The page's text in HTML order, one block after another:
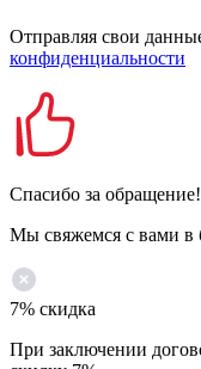
Отправляя свои
конфиденциальности
Спасибо за обращение!
Мы свяжемся с вами в
7% скидка
При заключении